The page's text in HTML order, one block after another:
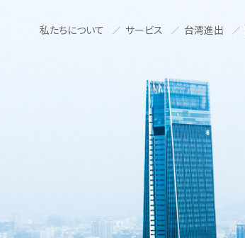
私たちについて サービス 台湾進出